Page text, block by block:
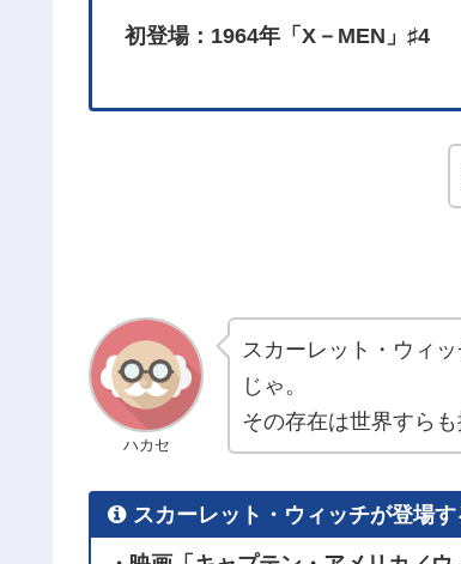
初登場：1964年「X－MEN」♯4
ハカセ
スカーレット・ウィ
じゃ。
その存在は世界すら
スカーレット・ウィッチが登場